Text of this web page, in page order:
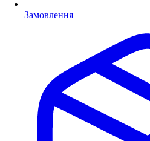
Замовлення